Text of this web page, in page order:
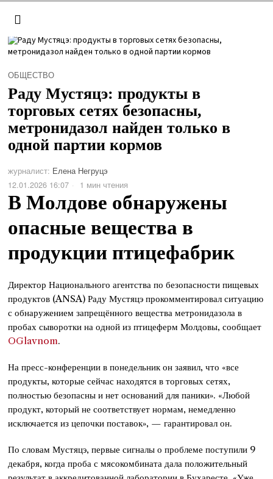
ОБЩЕСТВО
Раду Мустяцэ: продукты в
торговых сетях безопасны,
метронидазол найден только в
одной партии кормов
журналист: Елена Негруцэ
12.01.2026 16:07
1 мин чтения
В Молдове обнаружены
опасные вещества в
продукции птицефабрик
Директор Национального агентства по безопасности пищевых
продуктов (ANSA) Раду Мустяцэ прокомментировал ситуацию
с обнаружением запрещённого вещества метронидазола в
пробах сыворотки на одной из птицеферм Молдовы, сообщает
OGlavnom.
На пресс-конференции в понедельник он заявил, что «все
продукты, которые сейчас находятся в торговых сетях,
полностью безопасны и нет оснований для паники». «Любой
продукт, который не соответствует нормам, немедленно
исключается из цепочки поставок», — гарантировал он.
По словам Мустяцэ, первые сигналы о проблеме поступили 9
декабря, когда проба с мясокомбината дала положительный